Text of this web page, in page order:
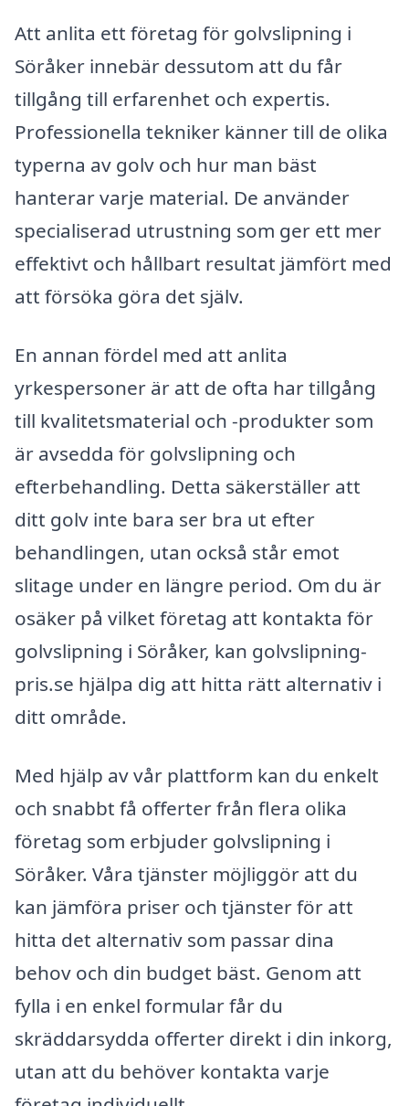
Att anlita ett företag för golvslipning i
Söråker innebär dessutom att du får
tillgång till erfarenhet och expertis.
Professionella tekniker känner till de olika
typerna av golv och hur man bäst
hanterar varje material. De använder
specialiserad utrustning som ger ett mer
effektivt och hållbart resultat jämfört med
att försöka göra det själv.
En annan fördel med att anlita
yrkespersoner är att de ofta har tillgång
till kvalitetsmaterial och -produkter som
är avsedda för golvslipning och
efterbehandling. Detta säkerställer att
ditt golv inte bara ser bra ut efter
behandlingen, utan också står emot
slitage under en längre period. Om du är
osäker på vilket företag att kontakta för
golvslipning i Söråker, kan golvslipning-
pris.se hjälpa dig att hitta rätt alternativ i
ditt område.
Med hjälp av vår plattform kan du enkelt
och snabbt få offerter från flera olika
företag som erbjuder golvslipning i
Söråker. Våra tjänster möjliggör att du
kan jämföra priser och tjänster för att
hitta det alternativ som passar dina
behov och din budget bäst. Genom att
fylla i en enkel formular får du
skräddarsydda offerter direkt i din inkorg,
utan att du behöver kontakta varje